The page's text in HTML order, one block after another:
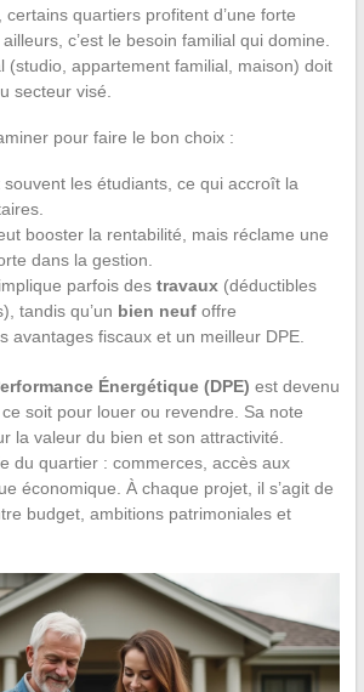
quartiers profitent d’une forte
c’est le besoin familial qui domine.
(studio, appartement familial, maison) doit
secteur visé.
pour faire le bon choix :
souvent les étudiants, ce qui accroît la
booster la rentabilité, mais réclame une
dans la gestion.
implique parfois des travaux(déductibles
tandis qu’un bien neufoffre
avantages fiscaux et un meilleur DPE.
Énergétique (DPE) est devenu
soit pour louer ou revendre. Sa note
la valeur du bien et son attractivité.
du quartier : commerces, accès aux
économique. À chaque projet, il s’agit de
budget, ambitions patrimoniales et